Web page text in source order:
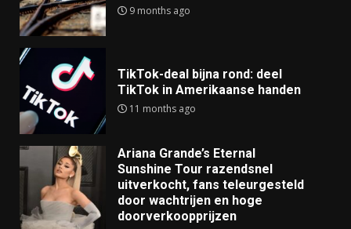
9 months ago
TikTok-deal bijna rond: deel
TikTok in Amerikaanse handen
11 months ago
Ariana Grande’s Eternal
Sunshine Tour razendsnel
uitverkocht, fans teleurgesteld
door wachtrijen en hoge
doorverkoopprijzen